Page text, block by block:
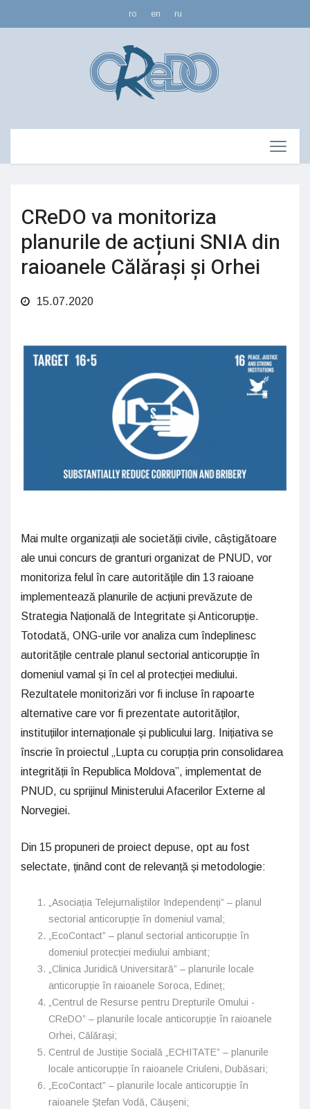
ro en ru
CReDO va monitoriza
planurile de acțiuni SNIA din
raioanele Călărași și Orhei
15.07.2020
Mai multe organizații ale societății civile, câștigătoare
ale unui concurs de granturi organizat de PNUD, vor
monitoriza felul în care autoritățile din 13 raioane
implementează planurile de acțiuni prevăzute de
Strategia Națională de Integritate și Anticorupție.
Totodată, ONG-urile vor analiza cum îndeplinesc
autoritățile centrale planul sectorial anticorupție în
domeniul vamal și în cel al protecției mediului.
Rezultatele monitorizări vor fi incluse în rapoarte
alternative care vor fi prezentate autorităților,
instituțiilor internaționale și publicului larg. Inițiativa se
înscrie în proiectul „Lupta cu corupția prin consolidarea
integrității în Republica Moldova”, implementat de
PNUD, cu sprijinul Ministerului Afacerilor Externe al
Norvegiei.
Din 15 propuneri de proiect depuse, opt au fost
selectate, ținând cont de relevanță și metodologie:
„Asociația Telejurnaliștilor Independenți” – planul
sectorial anticorupție în domeniul vamal;
„EcoContact” – planul sectorial anticorupție în
domeniul protecției mediului ambiant;
„Clinica Juridică Universitară” – planurile locale
anticorupție în raioanele Soroca, Edineț;
„Centrul de Resurse pentru Drepturile Omului -
CReDO” – planurile locale anticorupție în raioanele
Orhei, Călărași;
Centrul de Justiție Socială „ECHITATE” – planurile
locale anticorupție în raioanele Criuleni, Dubăsari;
„EcoContact” – planurile locale anticorupție în
raioanele Ștefan Vodă, Căușeni;